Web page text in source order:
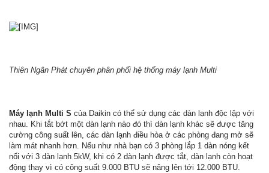
Thiên Ngân Phát chuyên phân phối hệ thống máy lạnh Multi
Máy lạnh Multi S của Daikin có thể sử dụng các dàn lạnh độc lập với
nhau. Khi tắt bớt một dàn lạnh nào đó thì dàn lạnh khác sẽ được tăng
cường công suất lên, các dàn lạnh điều hòa ở các phòng đang mở sẽ
làm mát nhanh hơn. Nếu như nhà bạn có 3 phòng lắp 1 dàn nóng kết
nối với 3 dàn lạnh 5kW, khi có 2 dàn lạnh được tắt, dàn lạnh còn hoạt
động thay vì có công suất 9.000 BTU sẽ nâng lên tới 12.000 BTU.